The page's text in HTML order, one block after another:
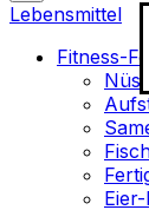
Lebensmittel
Fitness-
Nüsse